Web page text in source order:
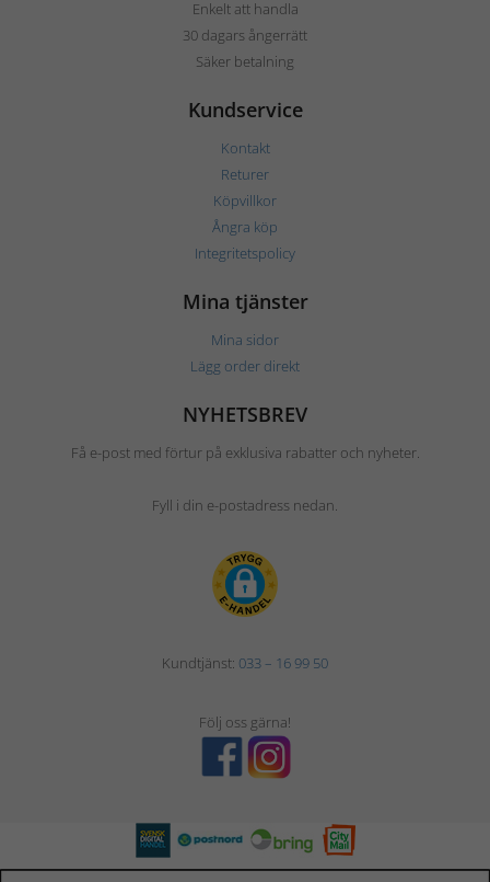
Enkelt att handla
30 dagars ångerrätt
Säker betalning
Kundservice
Kontakt
Returer
Köpvillkor
Ångra köp
Integritetspolicy
Mina tjänster
Mina sidor
Lägg order direkt
NYHETSBREV
Få e-post med förtur på exklusiva rabatter och nyheter.
Fyll i din e-postadress nedan.
Kundtjänst: 033 – 16 99 50
Följ oss gärna!